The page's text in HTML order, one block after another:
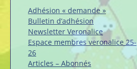
Adhésion « demande »
Bulletin d’adhésion
Newsletter Veronalice
Espace membres veronalice 25-
26
Articles – Abonnés